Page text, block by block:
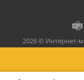
2026 © Интернет-
торговли и
для